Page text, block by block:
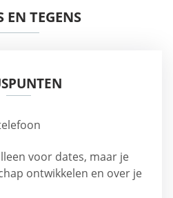
EN TEGENS
voor dates, maar je
ontwikkelen en over je